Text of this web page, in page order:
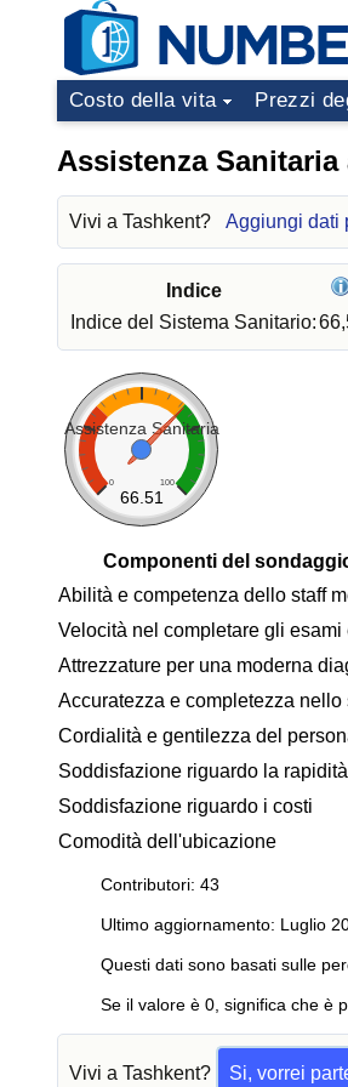
Costo della vita Prezzi
Assistenza Sanitaria
Vivi a Tashkent? Aggiungi dati
Indice
Indice del Sistema Sanitario:
Assistenza Sanitaria
0 100
66.51
Componenti del
Abilità e competenza dello staff
Velocità nel completare gli esami
Attrezzature per una moderna
Accuratezza e completezza nello
Cordialità e gentilezza del
Soddisfazione riguardo la
Soddisfazione riguardo i costi
Comodità dell'ubicazione
Contributori: 43
Ultimo aggiornamento: Luglio
Questi dati sono basati sulle
Se il valore è 0, significa che è
Vivi a Tashkent? Si, vorrei